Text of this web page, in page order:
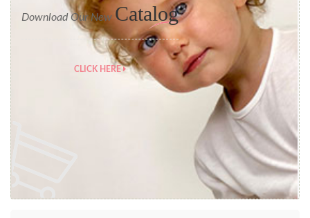
Download Our New Catalog
CLICK HERE